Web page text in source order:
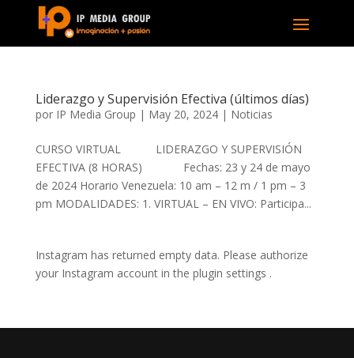
Liderazgo y Supervisión Efectiva (últimos días)
por IP Media Group | May 20, 2024| Noticias
CURSO VIRTUAL LIDERAZGO Y SUPERVISIÓN
EFECTIVA (8 HORAS) Fechas: 23 y 24 de mayo
de 2024 Horario Venezuela: 10 am – 12 m / 1 pm – 3
pm MODALIDADES: 1. VIRTUAL – EN VIVO: Participa...
Instagram has returned empty data. Please authorize
your Instagram account in the plugin settings .